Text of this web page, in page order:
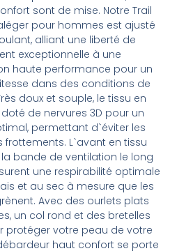
sont de mise. Notre Trail
pour hommes est ajusté
alliant une liberté de
exceptionnelle à une
haute performance pour un
dans des conditions de
doux et souple, le tissu en
de nervures 3D pour un
permettant d`éviter les
frottements. L`avant en tissu
bande de ventilation le long
une respirabilité optimale
et au sec à mesure que les
Avec des ourlets plats
un col rond et des bretelles
protéger votre peau de votre
haut confort se porte